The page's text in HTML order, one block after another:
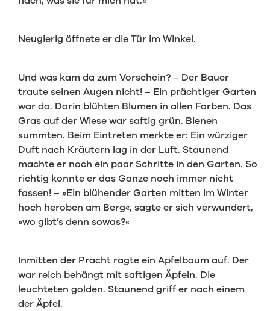
Neugierig öffnete er die Tür im Winkel.
Und was kam da zum Vorschein? – Der Bauer
traute seinen Augen nicht! – Ein prächtiger Garten
war da. Darin blühten Blumen in allen Farben. Das
Gras auf der Wiese war saftig grün. Bienen
summten. Beim Eintreten merkte er: Ein würziger
Duft nach Kräutern lag in der Luft. Staunend
machte er noch ein paar Schritte in den Garten. So
richtig konnte er das Ganze noch immer nicht
fassen! – »Ein blühender Garten mitten im Winter
hoch heroben am Berg«, sagte er sich verwundert,
»wo gibt’s denn sowas?«
Inmitten der Pracht ragte ein Apfelbaum auf. Der
war reich behängt mit saftigen Äpfeln. Die
leuchteten golden. Staunend griff er nach einem
der Äpfel.